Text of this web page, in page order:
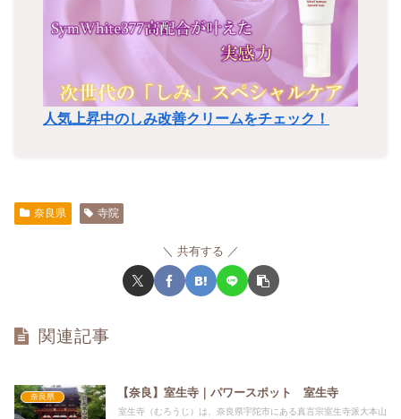
人気上昇中のしみ改善クリームをチェック！
奈良県 寺院
共有する
関連記事
奈良県 【奈良】室生寺｜パワースポット 室生寺
室生寺（むろうじ）は、奈良県宇陀市にある真言宗室生寺派大本山